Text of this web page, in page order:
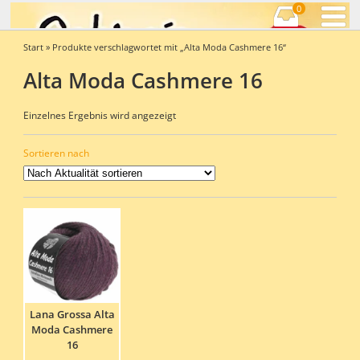
0
Start » Produkte verschlagwortet mit „Alta Moda Cashmere 16“
Alta Moda Cashmere 16
Einzelnes Ergebnis wird angezeigt
Sortieren nach
Lana Grossa Alta
Moda Cashmere
16